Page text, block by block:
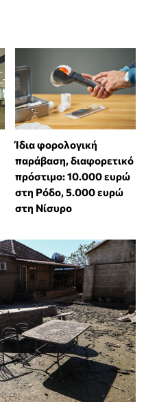
Ίδια φορολογική
παράβαση, διαφορετικό
πρόστιμο: 10.000 ευρώ
στη Ρόδο, 5.000 ευρώ
στη Νίσυρο